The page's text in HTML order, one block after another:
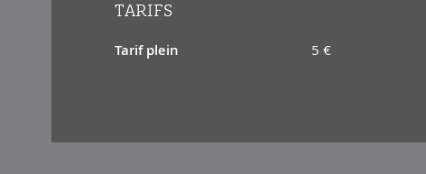
TARIFS
Tarif plein 5 €